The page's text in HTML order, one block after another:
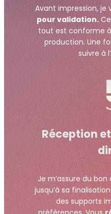
Avant impression, je
pour validation.
tout est conforme
production. Une
suivre à
Réception
Je m’assure du
jusqu’à sa
des supports